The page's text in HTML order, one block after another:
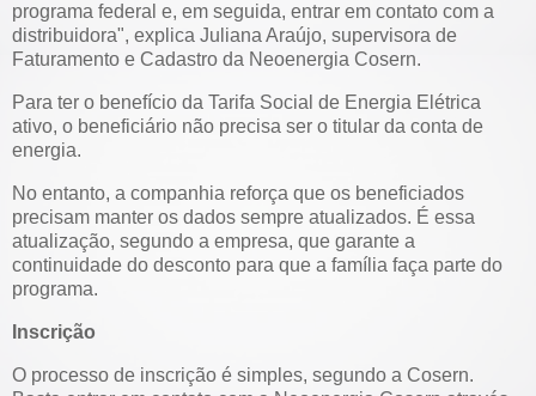
programa federal e, em seguida, entrar em contato com a
distribuidora", explica Juliana Araújo, supervisora de
Faturamento e Cadastro da Neoenergia Cosern.
Para ter o benefício da Tarifa Social de Energia Elétrica
ativo, o beneficiário não precisa ser o titular da conta de
energia.
No entanto, a companhia reforça que os beneficiados
precisam manter os dados sempre atualizados. É essa
atualização, segundo a empresa, que garante a
continuidade do desconto para que a família faça parte do
programa.
Inscrição
O processo de inscrição é simples, segundo a Cosern.